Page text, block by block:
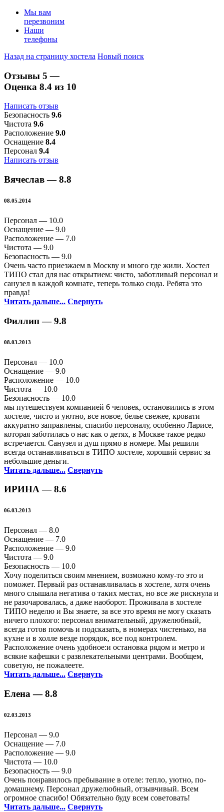
Мы вам
перезвоним
Наши
телефоны
Назад на страницу хостела Новый поиск
Отзывы 5 —
Оценка 8.4 из 10
Написать отзыв
Безопасность 9.6
Чистота 9.6
Расположение 9.0
Оснащение 8.4
Персонал 9.4
Написать отзыв
Вячеслав —8.8
08.05.2014
Персонал — 10.0
Оснащение — 9.0
Расположение — 7.0
Чистота — 9.0
Безопасность — 9.0
Очень часто приезжаем в Москву и много где жили. Хостел
ТИПО стал для нас открытием: чисто, заботливый персонал и
санузел в каждой комнате, теперь только сюда. Ребята это
правда!
Читать дальше... Свернуть
Филлип —9.8
08.03.2013
Персонал — 10.0
Оснащение — 9.0
Расположение — 10.0
Чистота — 10.0
Безопасность — 10.0
мы путешествуем компанией 6 человек, остановились в этом
хостеле, чисто и уютно, все новое, белье свежее, кровати
аккуратно заправлены, спасибо персоналу, особенно Ларисе,
которая заботилась о нас как о детях, в Москве такое редко
встречается. Санузел и душ прямо в номере. Мы решили
всегда останавливаться в ТИПО хостеле, хороший сервис за
небольшие деньги.
Читать дальше... Свернуть
ИРИНА —8.6
06.03.2013
Персонал — 8.0
Оснащение — 7.0
Расположение — 9.0
Чистота — 9.0
Безопасность — 10.0
Хочу поделиться своим мнением, возможно кому-то это и
поможет. Первый раз останавливалась в хостеле, хотя очень
много слышала негатива о таких местах, но все же рискнула и
не разочаровалась, а даже наоборот. Проживала в хостеле
ТИПО неделю и Вы знаете, за все это время не могу сказать
ничего плохого: персонал внимательный, дружелюбный,
всегда готов помочь и подсказать, в номерах чистенько, на
кухне и в холле везде порядок, все под контролем.
Расположение очень удобное:и остановка рядом и метро и
всякие кафешки с развлекательными центрами. Вообщем,
советую, не пожалеете.
Читать дальше... Свернуть
Елена —8.8
02.03.2013
Персонал — 9.0
Оснащение — 7.0
Расположение — 9.0
Чистота — 10.0
Безопасность — 9.0
Очень понравилось пребывание в отеле: тепло, уютно, по-
домашнему. Персонал дружелюбный, отзывчивый. Всем
огромное спасибо! Обязательно буду всем советовать!
Читать дальше... Свернуть